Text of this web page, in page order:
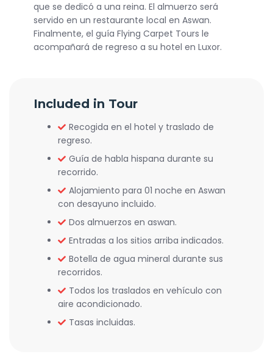
que se dedicó a una reina. El almuerzo será
servido en un restaurante local en Aswan.
Finalmente, el guía Flying Carpet Tours le
acompañará de regreso a su hotel en Luxor.
Included in Tour
Recogida en el hotel y traslado de
regreso.
Guía de habla hispana durante su
recorrido.
Alojamiento para 01 noche en Aswan
con desayuno incluido.
Dos almuerzos en aswan.
Entradas a los sitios arriba indicados.
Botella de agua mineral durante sus
recorridos.
Todos los traslados en vehículo con
aire acondicionado.
Tasas incluidas.